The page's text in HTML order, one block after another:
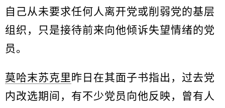
自己从未要求任何人离开党或削弱党的基层
组织，只是接待前来向他倾诉失望情绪的党
员。
莫哈末苏克里 昨日在其面子书指出，过去党
内改选期间，有不少党员向他反映，曾有人